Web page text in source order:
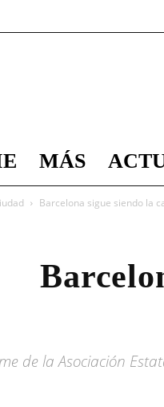
MÁS
Barcelona sigue siendo la
de la Asociación